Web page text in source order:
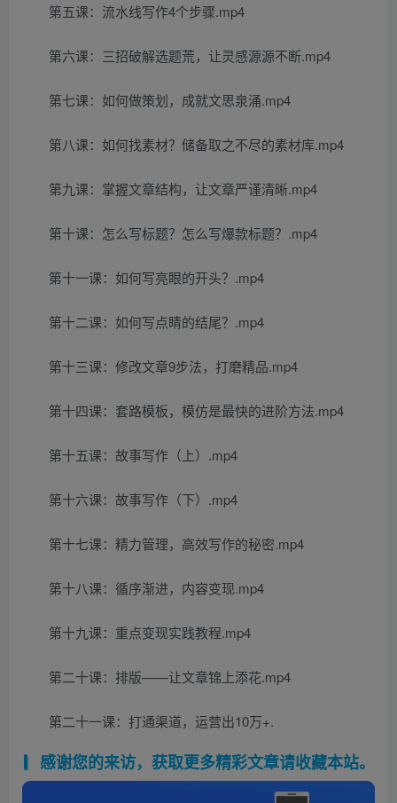
第五课：流水线写作4个步骤.mp4
第六课：三招破解选题荒，让灵感源源不断.mp4
第七课：如何做策划，成就文思泉涌.mp4
第八课：如何找素材？储备取之不尽的素材库.mp4
第九课：掌握文章结构，让文章严谨清晰.mp4
第十课：怎么写标题？怎么写爆款标题？.mp4
第十一课：如何写亮眼的开头？.mp4
第十二课：如何写点睛的结尾？.mp4
第十三课：修改文章9步法，打磨精品.mp4
第十四课：套路模板，模仿是最快的进阶方法.mp4
第十五课：故事写作（上）.mp4
第十六课：故事写作（下）.mp4
第十七课：精力管理，高效写作的秘密.mp4
第十八课：循序渐进，内容变现.mp4
第十九课：重点变现实践教程.mp4
第二十课：排版——让文章锦上添花.mp4
第二十一课：打通渠道，运营出10万+.
感谢您的来访，获取更多精彩文章请收藏本站。